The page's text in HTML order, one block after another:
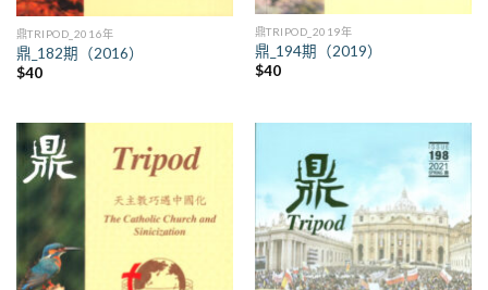
鼎TRIPOD_2016年
鼎_182期（2016）
$40
鼎TRIPOD_2019年
鼎_194期（2019）
$40